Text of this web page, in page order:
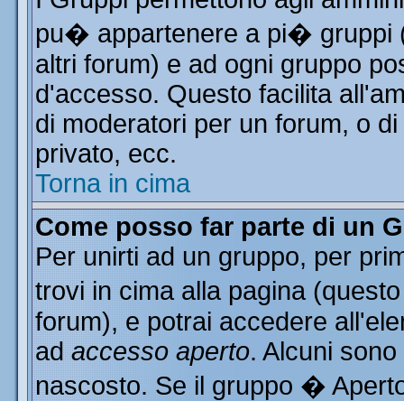
pu� appartenere a pi� gruppi
altri forum) e ad ogni gruppo
d'accesso. Questo facilita
di moderatori per un forum, o
privato, ecc.
Torna in cima
Come posso far parte di un
Per unirti ad un gruppo, per
trovi in cima alla pagina
forum), e potrai accedere
ad accesso aperto. Alcuni
nascosto. Se il gruppo �